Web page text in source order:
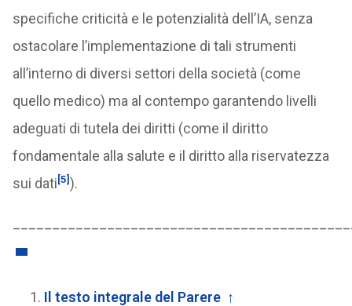
specifiche criticità e le potenzialità dell’IA, senza
ostacolare l’implementazione di tali strumenti
all’interno di diversi settori della società (come
quello medico) ma al contempo garantendo livelli
adeguati di tutela dei diritti (come il diritto
fondamentale alla salute e il diritto alla riservatezza
sui dati[5]).
Il testo integrale del Parere ↑